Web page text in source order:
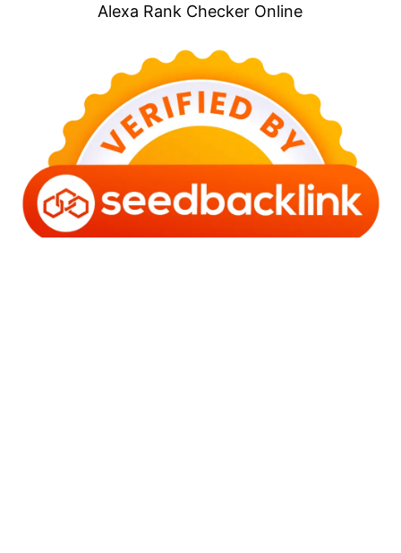
Alexa Rank Checker Online